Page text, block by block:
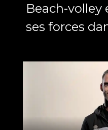
Beach-volley
ses forces